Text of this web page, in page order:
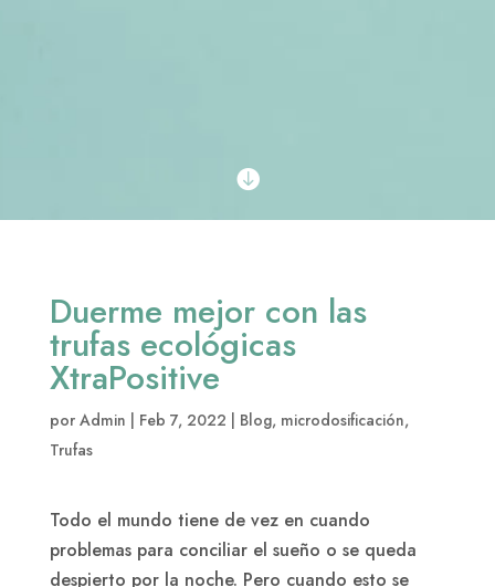

Duerme mejor con las
trufas ecológicas
XtraPositive
por Admin | Feb 7, 2022 | Blog, microdosificación,
Trufas
Todo el mundo tiene de vez en cuando
problemas para conciliar el sueño o se queda
despierto por la noche. Pero cuando esto se